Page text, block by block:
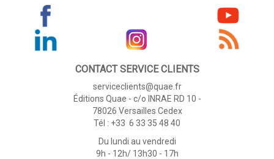
CONTACT SERVICE CLIENTS
serviceclients@quae.fr
Éditions Quae - c/o INRAE RD 10 -
78026 Versailles Cedex
Tél : +33 6 33 35 48 40
Du lundi au vendredi
9h - 12h/ 13h30 - 17h